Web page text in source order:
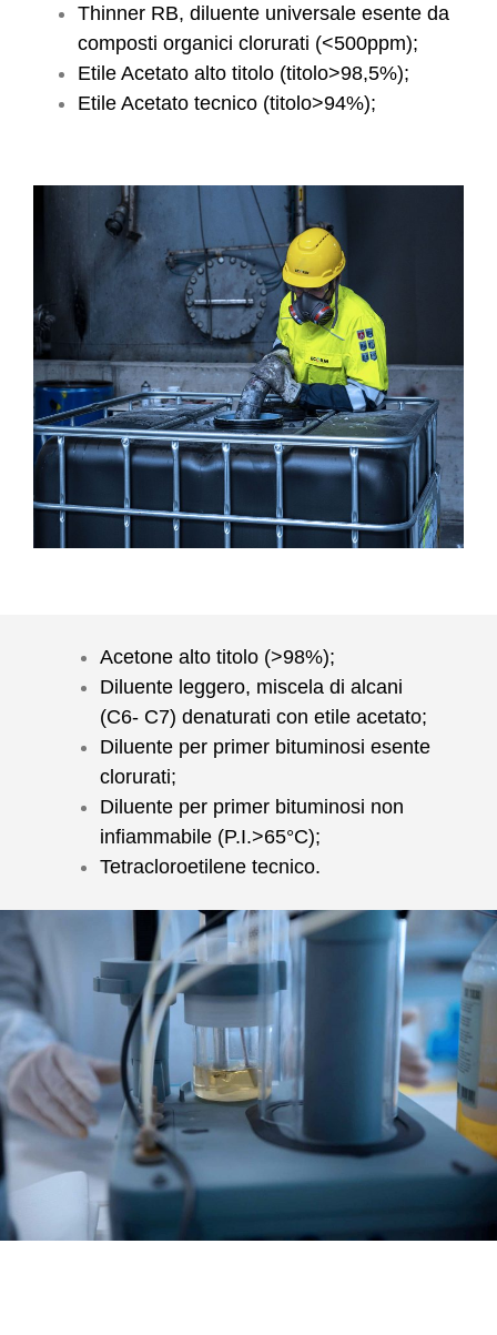
Thinner RB, diluente universale esente da
composti organici clorurati (<500ppm);
Etile Acetato alto titolo (titolo>98,5%);
Etile Acetato tecnico (titolo>94%);
Acetone alto titolo (>98%);
Diluente leggero, miscela di alcani
(C6- C7) denaturati con etile acetato;
Diluente per primer bituminosi esente
clorurati;
Diluente per primer bituminosi non
infiammabile (P.I.>65°C);
Tetracloroetilene tecnico.